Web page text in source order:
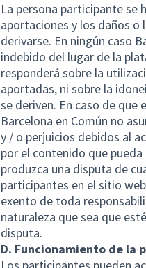
La persona participante se
aportaciones y los daños o
derivarse. En ningún caso
indebido del lugar de la
responderá sobre la
aportadas, ni sobre la
se deriven. En caso de
Barcelona en Común no
y / o perjuicios debidos al
por el contenido que
produzca una disputa de
participantes en el sitio
exento de toda
naturaleza que sea que
disputa.
D. Funcionamiento de la